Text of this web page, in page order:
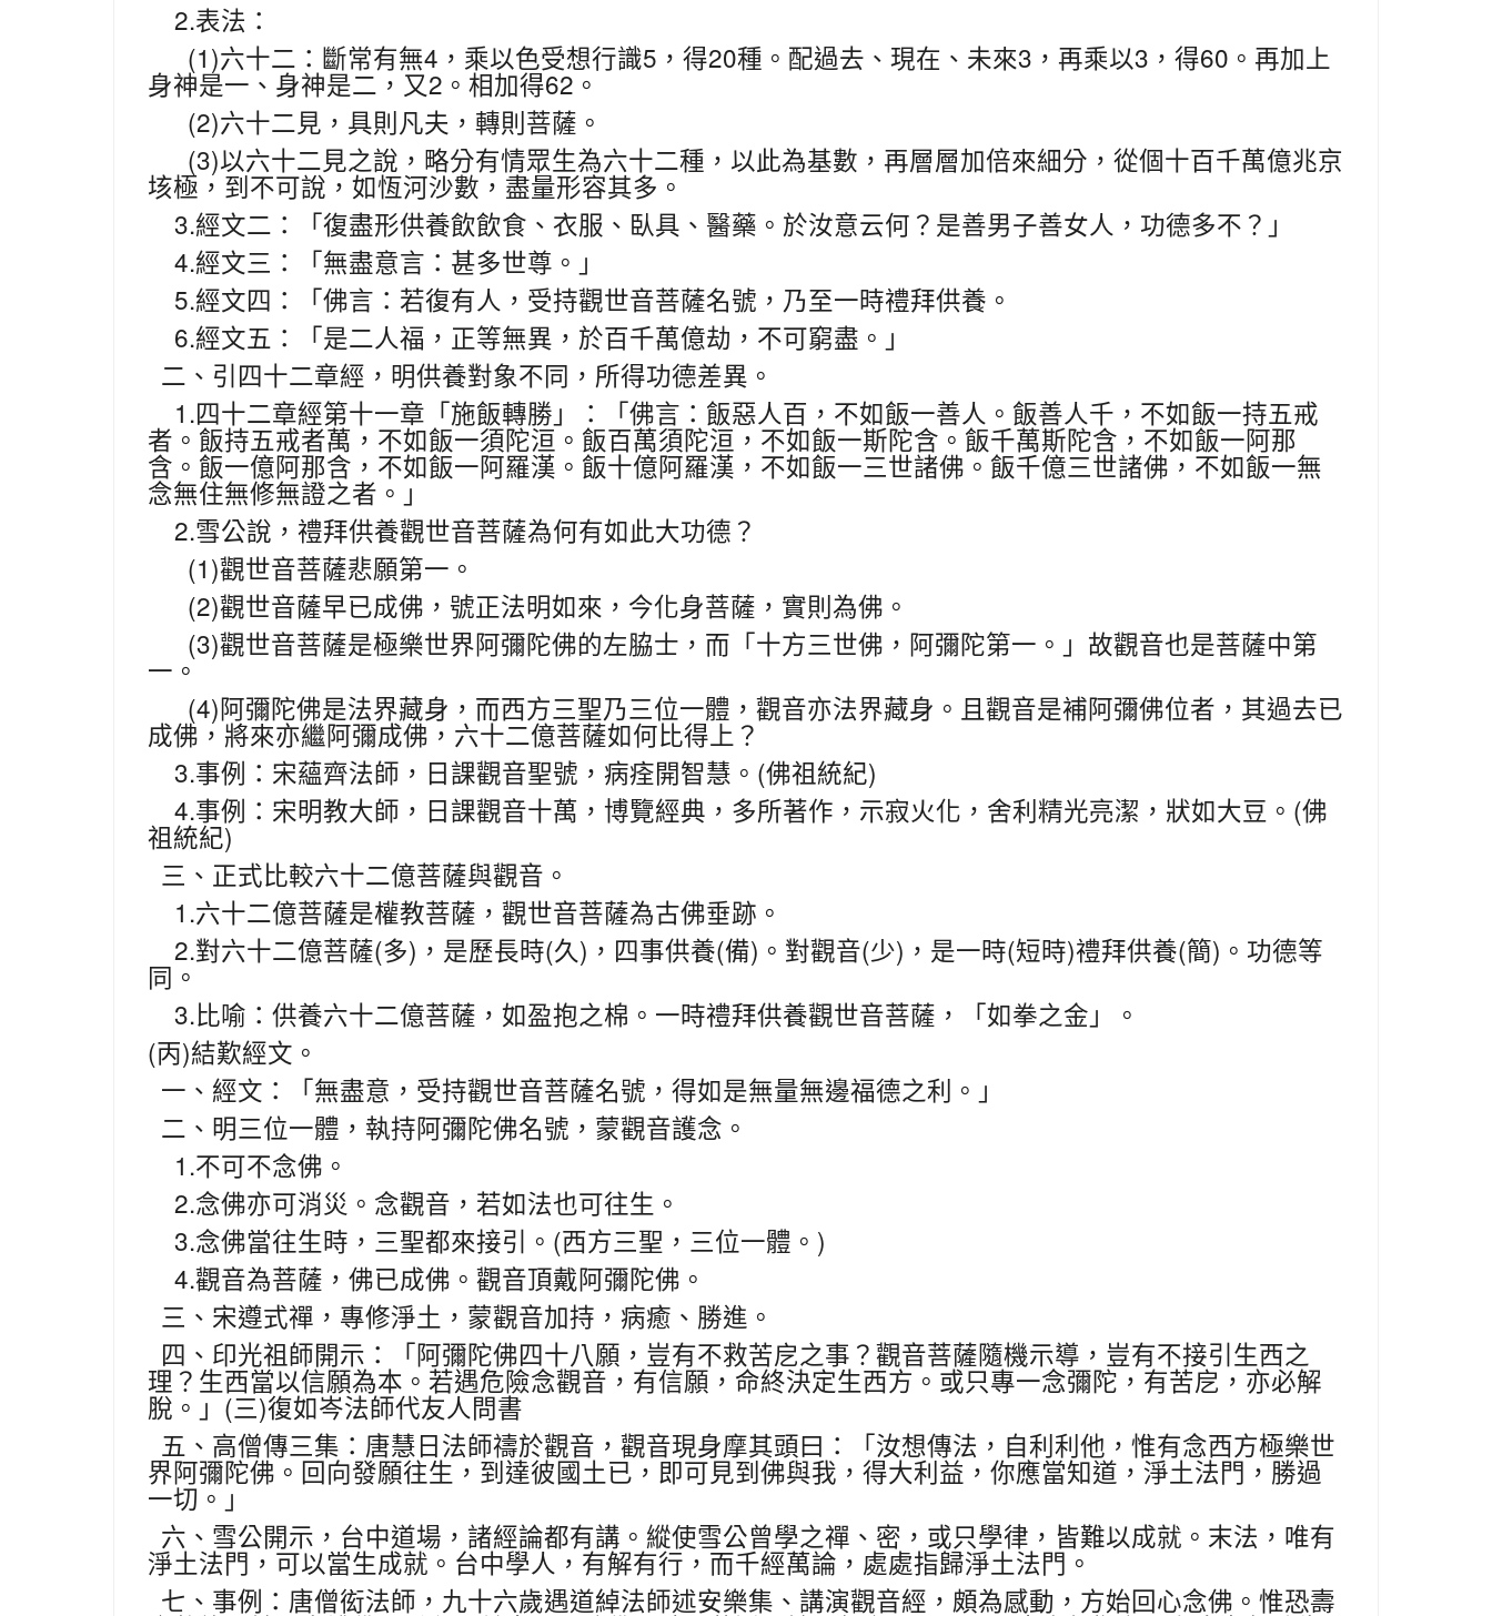
2.表法：
(1)六十二：斷常有無4 ，乘以色受想行識5 ，得20種。配過去、現在、未來3 ，再乘以3 ，得60 。再加上
身神是一、身神是二，又 2 。相加得62 。
(2)六十二見，具則凡夫，轉則菩薩。
(3)以六十二見之說，略分有情眾生為六十二種，以此為基數，再層層加倍來細分，從個十百千萬億兆京
垓極，到不可說，如恆河沙數，盡量形容其多。
3.經文二：「復盡形供養飲飲食、衣服、臥具、醫藥。於汝意云何？是善男子善女人，功德多不？」
4.經文三：「無盡意言：甚多世尊。」
5.經文四：「佛言：若復有人，受持觀世音菩薩名號，乃至一時禮拜供養。
6.經文五：「是二人福，正等無異，於百千萬億劫，不可窮盡。」
二、引四十二章經，明供養對象不同，所得功德差異。
1.四十二章經第十一章「施飯轉勝」：「佛言：飯惡人百，不如飯一善人。飯善人千，不如飯一持五戒
者。飯持五戒者萬，不如飯一須陀洹。飯百萬須陀洹，不如飯一斯陀含。飯千萬斯陀含，不如飯一阿那
含。飯一億阿那含，不如飯一阿羅漢。飯十億阿羅漢，不如飯一三世諸佛。飯千億三世諸佛，不如飯一無
念無住無修無證之者。」
2.雪公說，禮拜供養觀世音菩薩為何有如此大功德？
(1)觀世音菩薩悲願第一。
(2)觀世音薩早已成佛，號正法明如來，今化身菩薩，實則為佛。
(3)觀世音菩薩是極樂世界阿彌陀佛的左脇士，而「十方三世佛，阿彌陀第一。」故觀音也是菩薩中第
一。
(4) 阿彌陀佛是法界藏身，而西方三聖乃三位一體，觀音亦法界藏身。且觀音是補阿彌佛位者，其過去已
成佛，將來亦繼阿彌成佛，六十二億菩薩如何比得上？
3.事例：宋蘊齊法師，日課觀音聖號，病痊開智慧。 (佛祖統紀)
4.事例：宋明教大師，日課觀音十萬，博覽經典，多所著作，示寂火化，舍利精光亮潔，狀如大豆。 (佛
祖統紀)
三、正式比較六十二億菩薩與觀音。
1.六十二億菩薩是權教菩薩，觀世音菩薩為古佛垂跡。
2.對六十二億菩薩(多) ，是歷長時(久) ，四事供養(備) 。對觀音(少) ，是一時(短時)禮拜供養(簡) 。功德等
同。
3.比喻：供養六十二億菩薩，如盈抱之棉。一時禮拜供養觀世音菩薩，「如拳之金」。
(丙)結歎經文。
一、經文：「無盡意，受持觀世音菩薩名號，得如是無量無邊福德之利。」
二、明三位一體，執持阿彌陀佛名號，蒙觀音護念。
1.不可不念佛。
2.念佛亦可消災。念觀音，若如法也可往生。
3.念佛當往生時，三聖都來接引。 (西方三聖，三位一體。 )
4.觀音為菩薩，佛已成佛。觀音頂戴阿彌陀佛。
三、宋遵式禪，專修淨土，蒙觀音加持，病癒、勝進。
四、印光祖師開示：「阿彌陀佛四十八願，豈有不救苦戹之事？觀音菩薩隨機示導，豈有不接引生西之
理？生西當以信願為本。若遇危險念觀音，有信願，命終決定生西方。或只專一念彌陀，有苦戹，亦必解
脫。」 (三)復如岑法師代友人問書
五、高僧傳三集：唐慧日法師禱於觀音，觀音現身摩其頭曰：「汝想傳法，自利利他，惟有念西方極樂世
界阿彌陀佛。回向發願往生，到達彼國土已，即可見到佛與我，得大利益，你應當知道，淨土法門，勝過
一切。」
六、雪公開示，台中道場，諸經論都有講。縱使雪公曾學之禪、密，或只學律，皆難以成就。末法，唯有
淨土法門，可以當生成就。台中學人，有解有行，而千經萬論，處處指歸淨土法門。
七、事例：唐僧衒法師，九十六歲遇道綽法師述安樂集、講演觀音經，頗為感動，方始回心念佛。惟恐壽